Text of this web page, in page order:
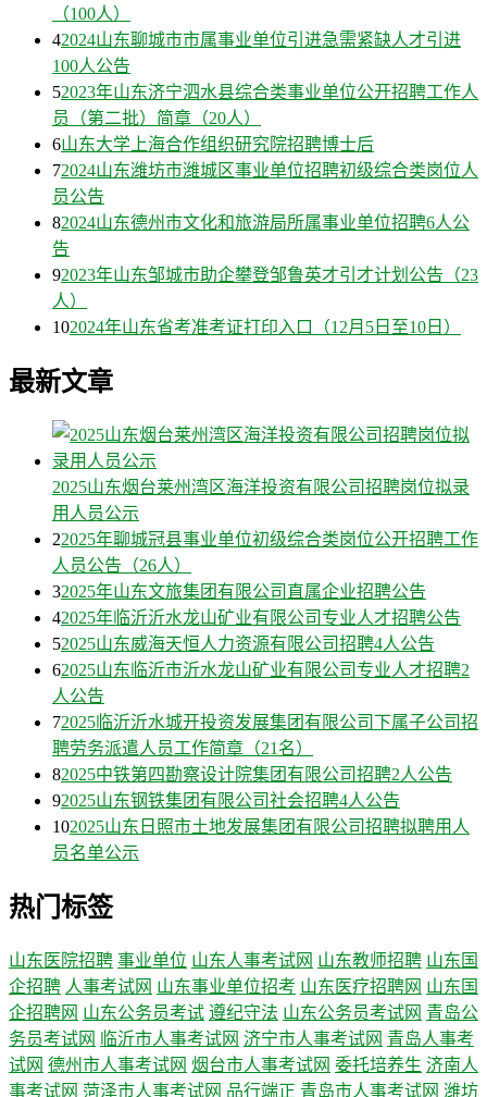
（100人）
42024山东聊城市市属事业单位引进急需紧缺人才引进
100人公告
52023年山东济宁泗水县综合类事业单位公开招聘工作人
员（第二批）简章（20人）
6山东大学上海合作组织研究院招聘博士后
72024山东潍坊市潍城区事业单位招聘初级综合类岗位人
员公告
82024山东德州市文化和旅游局所属事业单位招聘6人公
告
92023年山东邹城市助企攀登邹鲁英才引才计划公告（23
人）
102024年山东省考准考证打印入口（12月5日至10日）
最新文章
2025山东烟台莱州湾区海洋投资有限公司招聘岗位拟录
用人员公示
22025年聊城冠县事业单位初级综合类岗位公开招聘工作
人员公告（26人）
32025年山东文旅集团有限公司直属企业招聘公告
42025年临沂沂水龙山矿业有限公司专业人才招聘公告
52025山东威海天恒人力资源有限公司招聘4人公告
62025山东临沂市沂水龙山矿业有限公司专业人才招聘2
人公告
72025临沂沂水城开投资发展集团有限公司下属子公司招
聘劳务派遣人员工作简章（21名）
82025中铁第四勘察设计院集团有限公司招聘2人公告
92025山东钢铁集团有限公司社会招聘4人公告
102025山东日照市土地发展集团有限公司招聘拟聘用人
员名单公示
热门标签
山东医院招聘 事业单位 山东人事考试网 山东教师招聘 山东国
企招聘 人事考试网 山东事业单位招考 山东医疗招聘网 山东国
企招聘网 山东公务员考试 遵纪守法 山东公务员考试网 青岛公
务员考试网
临沂市人事考试网 济宁市人事考试网 青岛人事考
试网 德州市人事考试网 烟台市人事考试网 委托培养生 济南人
事考试网 菏泽市人事考试网 品行端正 青岛市人事考试网 潍坊